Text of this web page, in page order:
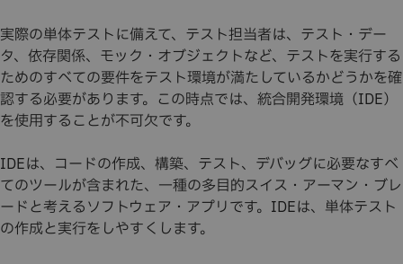
実際の単体テストに備えて、テスト担当者は、テスト・デー
タ、依存関係、モック・オブジェクトなど、テストを実行する
ためのすべての要件をテスト環境が満たしているかどうかを確
認する必要があります。この時点では、統合開発環境（IDE）
を使用することが不可欠です。
IDEは、コードの作成、構築、テスト、デバッグに必要なすべ
てのツールが含まれた、一種の多目的スイス・アーマン・ブレ
ードと考えるソフトウェア・アプリです。IDEは、単体テスト
の作成と実行をしやすくします。